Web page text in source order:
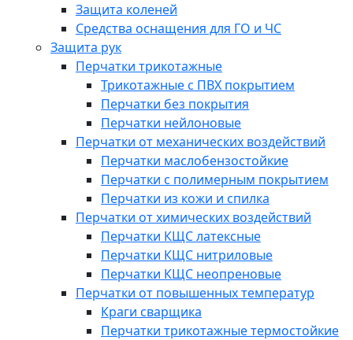
Защита коленей
Средства оснащения для ГО и ЧС
Защита рук
Перчатки трикотажные
Трикотажные с ПВХ покрытием
Перчатки без покрытия
Перчатки нейлоновые
Перчатки от механических воздействий
Перчатки маслобензостойкие
Перчатки с полимерным покрытием
Перчатки из кожи и спилка
Перчатки от химических воздействий
Перчатки КЩС латексные
Перчатки КЩС нитриловые
Перчатки КЩС неопреновые
Перчатки от повышенных температур
Краги сварщика
Перчатки трикотажные термостойкие